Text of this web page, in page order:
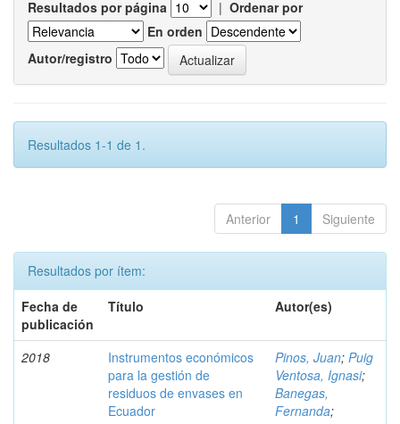
Resultados por página | Ordenar por
En orden
Autor/registro
Resultados 1-1 de 1.
Anterior 1 Siguiente
Resultados por ítem:
Fecha de
publicación
Título Autor(es)
2018
Instrumentos económicos
para la gestión de
residuos de envases en
Ecuador
Pinos, Juan; Puig
Ventosa, Ignasi;
Banegas,
Fernanda;